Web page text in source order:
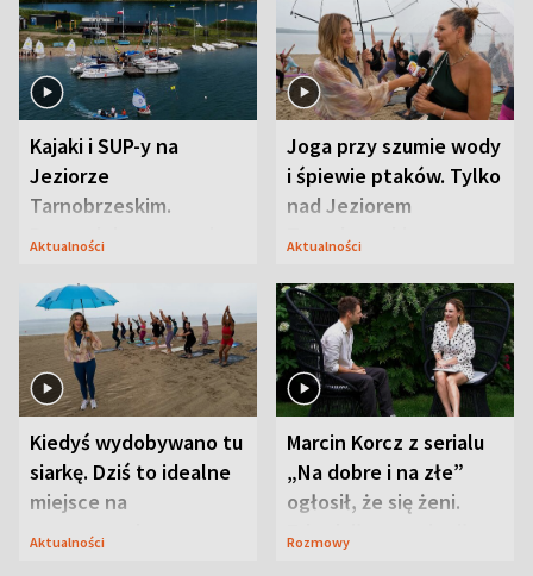
Kajaki i SUP-y na
Jeziorze
Tarnobrzeskim.
Przyrodnicy zwracają
Aktualności
Joga przy szumie wody
i śpiewie ptaków. Tylko
nad Jeziorem
Tarnobrzeskim
Aktualności
Kiedyś wydobywano tu
siarkę. Dziś to idealne
miejsce na
wypoczynek
Aktualności
Marcin Korcz z serialu
„Na dobre i na złe”
ogłosił, że się żeni.
Zdradził, co zmienił
Rozmowy